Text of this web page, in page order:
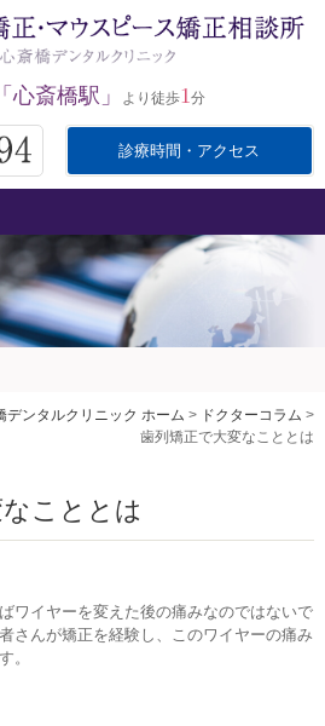
「心斎橋駅」 より徒歩1 分
診療時間・アクセス
ホーム
ビザラインとは
アクセス
デンタルクリニック ホーム > ドクターコラム >
歯列矯正で大変なこととは
こととは
ワイヤーを変えた後の痛みなのではないで
さんが矯正を経験し、このワイヤーの痛み
。